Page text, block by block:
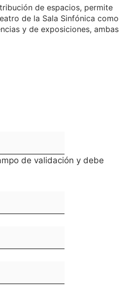
de espacios, permite
de la Sala Sinfónica como
y de exposiciones, ambas
de validación y debe